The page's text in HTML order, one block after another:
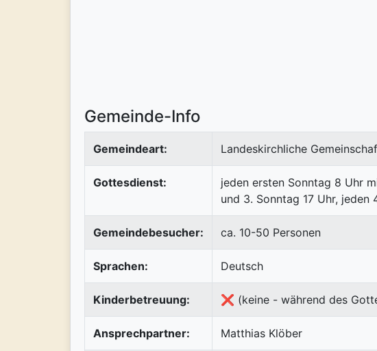
Gemeinde-Info
Gemeindeart: Landeskirchliche
Gottesdienst:
jeden ersten Sonntag 8 Uhr
und 3. Sonntag 17 Uhr, jeden
Gemeindebesucher: ca. 10-50 Personen
Sprachen: Deutsch
Kinderbetreuung: ❌ (keine - während des
Ansprechpartner: Matthias Klöber